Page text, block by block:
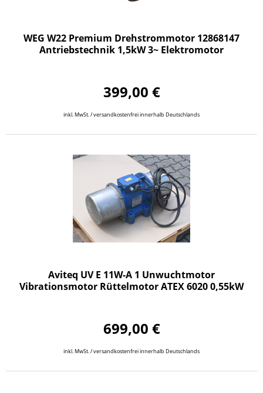
WEG W22 Premium Drehstrommotor 12868147
Antriebstechnik 1,5kW 3~ Elektromotor
399,00 €
inkl. MwSt. / versandkostenfrei innerhalb Deutschlands
Aviteq UV E 11W-A 1 Unwuchtmotor
Vibrationsmotor Rüttelmotor ATEX 6020 0,55kW
699,00 €
inkl. MwSt. / versandkostenfrei innerhalb Deutschlands